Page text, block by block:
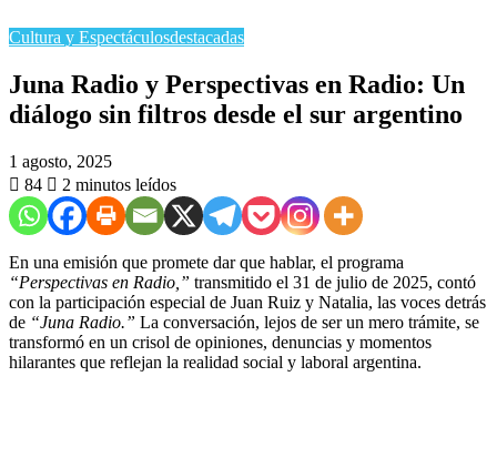
Cultura y Espectáculosdestacadas
Juna Radio y Perspectivas en Radio: Un
diálogo sin filtros desde el sur argentino
1 agosto, 2025
84
2 minutos leídos
En una emisión que promete dar que hablar, el programa
“Perspectivas en Radio,” transmitido el 31 de julio de 2025, contó
con la participación especial de Juan Ruiz y Natalia, las voces detrás
de “Juna Radio.” La conversación, lejos de ser un mero trámite, se
transformó en un crisol de opiniones, denuncias y momentos
hilarantes que reflejan la realidad social y laboral argentina.